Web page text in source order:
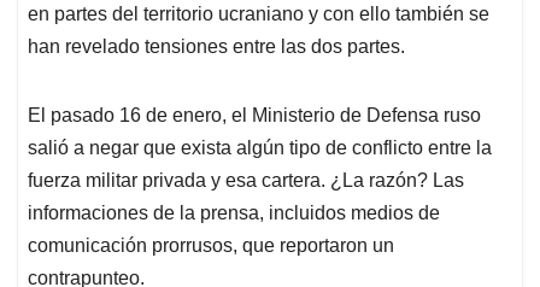
en partes del territorio ucraniano y con ello también se
han revelado tensiones entre las dos partes.
El pasado 16 de enero, el Ministerio de Defensa ruso
salió a negar que exista algún tipo de conflicto entre la
fuerza militar privada y esa cartera. ¿La razón? Las
informaciones de la prensa, incluidos medios de
comunicación prorrusos, que reportaron un
contrapunteo.